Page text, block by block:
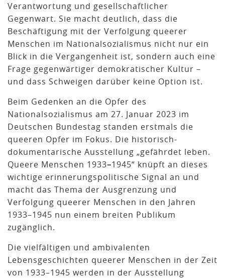
Verantwortung und gesellschaftlicher
Gegenwart. Sie macht deutlich, dass die
Beschäftigung mit der Verfolgung queerer
Menschen im Nationalsozialismus nicht nur ein
Blick in die Vergangenheit ist, sondern auch eine
Frage gegenwärtiger demokratischer Kultur –
und dass Schweigen darüber keine Option ist.
Beim Gedenken an die Opfer des
Nationalsozialismus am 27. Januar 2023 im
Deutschen Bundestag standen erstmals die
queeren Opfer im Fokus. Die historisch-
dokumentarische Ausstellung „gefährdet leben.
Queere Menschen 1933–1945“ knüpft an dieses
wichtige erinnerungspolitische Signal an und
macht das Thema der Ausgrenzung und
Verfolgung queerer Menschen in den Jahren
1933–1945 nun einem breiten Publikum
zugänglich.
Die vielfältigen und ambivalenten
Lebensgeschichten queerer Menschen in der Zeit
von 1933–1945 werden in der Ausstellung